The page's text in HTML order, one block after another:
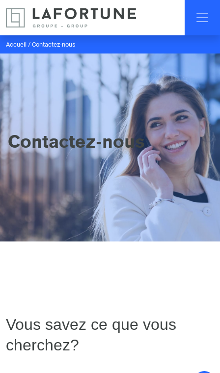
Accueil / Contactez-nous
Contactez-nous
Vous savez ce que vous
cherchez?